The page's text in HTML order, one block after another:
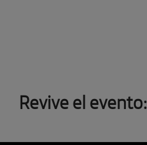
Revive el evento: